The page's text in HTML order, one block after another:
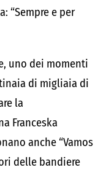
“Sempre e per
uno dei momenti
di migliaia di
la
Franceska
anche “Vamos
delle bandiere